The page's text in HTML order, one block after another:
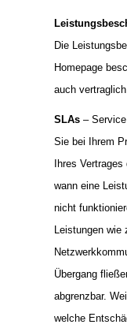
Die
Homepage
auch
SLAs –
Sie bei Ihrem
Ihres
wann eine
nicht
Leistungen wie
Übergang
abgrenzbar.
welche